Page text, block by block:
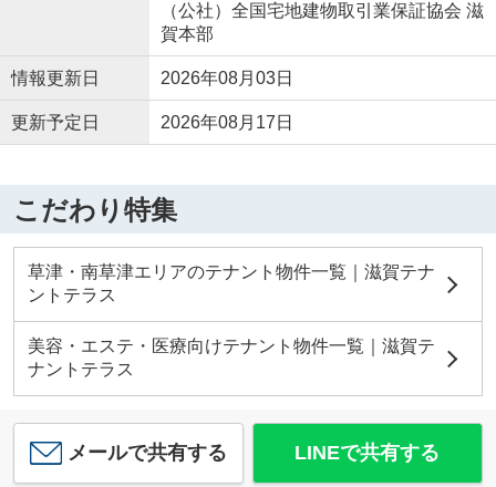
（公社）全国宅地建物取引業保証協会 滋
賀本部
情報更新日 2026年08月03日
更新予定日 2026年08月17日
こだわり特集
草津・南草津エリアのテナント物件一覧｜滋賀テナ
ントテラス
美容・エステ・医療向けテナント物件一覧｜滋賀テ
ナントテラス
メールで共有する LINEで共有する